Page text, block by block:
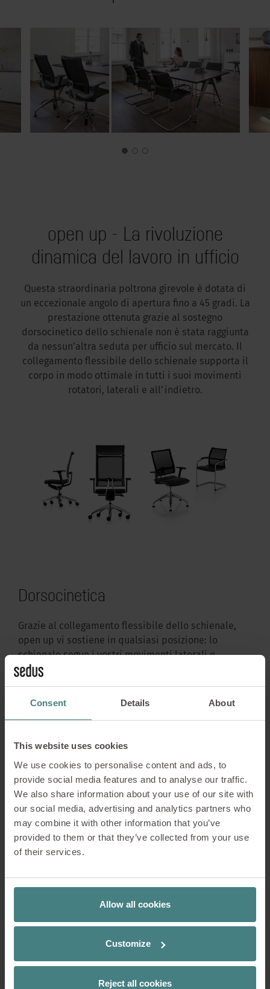
Consent Details About
This website uses cookies
We use cookies to personalise content and ads, to
provide social media features and to analyse our traffic.
We also share information about your use of our site with
our social media, advertising and analytics partners who
may combine it with other information that you’ve
provided to them or that they’ve collected from your use
of their services.
Allow all cookies
Customize
Reject all cookies
open up - La rivoluzione
dinamica del lavoro in ufficio
Questa straordinaria poltrona girevole è dotata di
un eccezionale angolo di apertura fino a 45 gradi. La
prestazione ottenuta grazie al sostegno
dorsocinetico dello schienale non è stata raggiunta
da nessun’altra seduta per ufficio sul mercato. Il
collegamento flessibile dello schienale supporta il
corpo in modo ottimale in tutti i suoi movimenti
rotatori, laterali e all’indietro.
Dorsocinetica
Grazie al collegamento flessibile dello schienale,
open up vi sostiene in qualsiasi posizione: lo
schienale segue i vostri movimenti laterali e
all'indietro.